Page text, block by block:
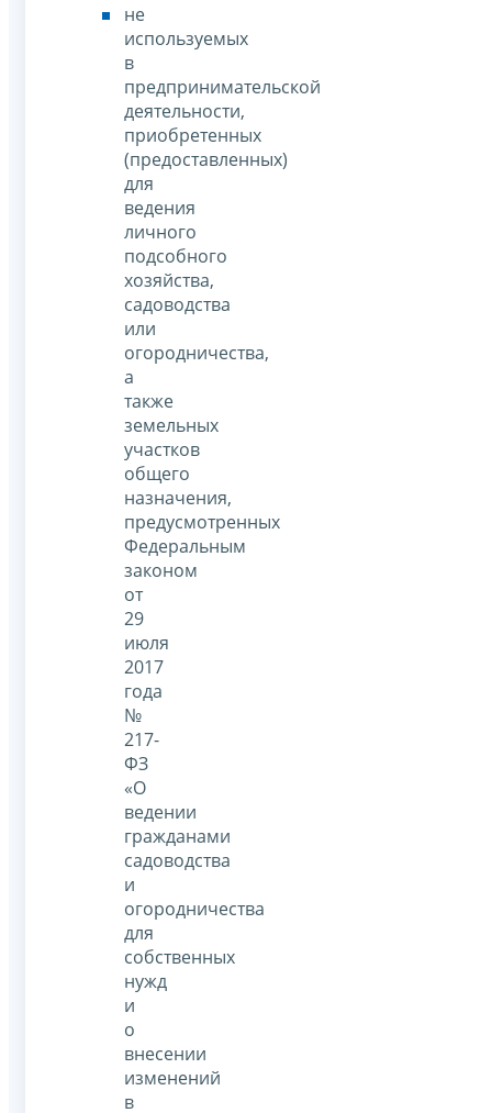
не
используемых
в
предпринимательской
деятельности,
приобретенных
(предоставленных)
для
ведения
личного
подсобного
хозяйства,
садоводства
или
огородничества,
а
также
земельных
участков
общего
назначения,
предусмотренных
Федеральным
законом
от
29
июля
2017
года
№
217-
ФЗ
«О
ведении
гражданами
садоводства
и
огородничества
для
собственных
нужд
и
о
внесении
изменений
в